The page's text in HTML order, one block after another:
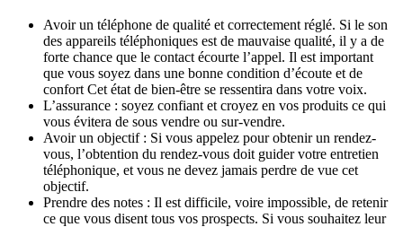
Avoir un téléphone de qualité et correctement réglé. Si le son
des appareils téléphoniques est de mauvaise qualité, il y a de
forte chance que le contact écourte l’appel. Il est important
que vous soyez dans une bonne condition d’écoute et de
confort Cet état de bien-être se ressentira dans votre voix.
L’assurance : soyez confiant et croyez en vos produits ce qui
vous évitera de sous vendre ou sur-vendre.
Avoir un objectif : Si vous appelez pour obtenir un rendez-
vous, l’obtention du rendez-vous doit guider votre entretien
téléphonique, et vous ne devez jamais perdre de vue cet
objectif.
Prendre des notes : Il est difficile, voire impossible, de retenir
ce que vous disent tous vos prospects. Si vous souhaitez leur